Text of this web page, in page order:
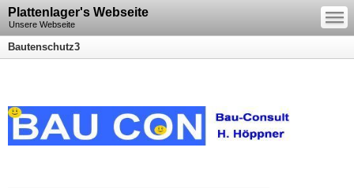
Plattenlager's Webseite
Unsere Webseite
—
—
—
Bautenschutz3